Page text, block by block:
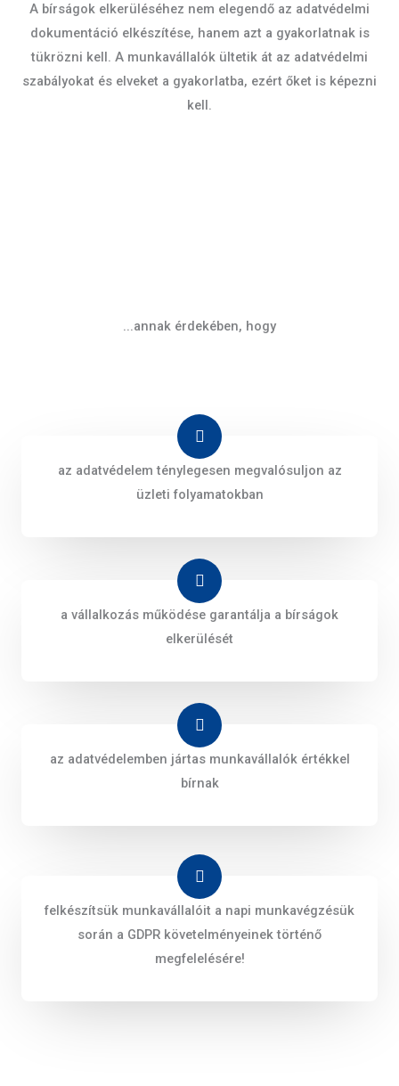
A bírságok elkerüléséhez nem elegendő az adatvédelmi
dokumentáció elkészítése, hanem azt a gyakorlatnak is
tükrözni kell. A munkavállalók ültetik át az adatvédelmi
szabályokat és elveket a gyakorlatba, ezért őket is képezni
kell.
...annak érdekében, hogy
az adatvédelem ténylegesen megvalósuljon az
üzleti folyamatokban
a vállalkozás működése garantálja a bírságok
elkerülését
az adatvédelemben jártas munkavállalók értékkel
bírnak
felkészítsük munkavállalóit a napi munkavégzésük
során a GDPR követelményeinek történő
megfelelésére!